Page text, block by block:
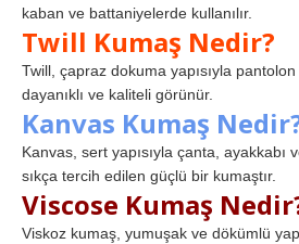
kaban ve battaniyelerde kullanılır.
Twill Kumaş Nedir?
Twill, çapraz dokuma yapısıyla
dayanıklı ve kaliteli görünür.
Kanvas Kumaş
Kanvas, sert yapısıyla çanta, ayakkabı
sıkça tercih edilen güçlü bir kumaştır.
Viscose Kumaş
Viskoz kumaş, yumuşak ve dökümlü